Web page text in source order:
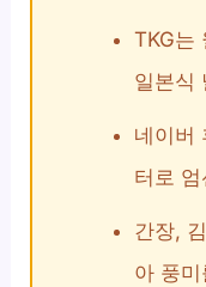
TKG는
일본식
네이버
터로
간장,
아 풍